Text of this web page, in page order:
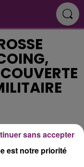
est notre priorité
sans accepter